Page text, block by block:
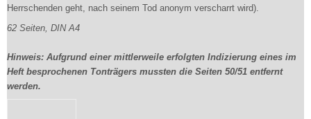
Herrschenden geht, nach seinem Tod anonym verscharrt wird).
62 Seiten, DIN A4
Hinweis: Aufgrund einer mittlerweile erfolgten Indizierung eines im
Heft besprochenen Tonträgers mussten die Seiten 50/51 entfernt
werden.